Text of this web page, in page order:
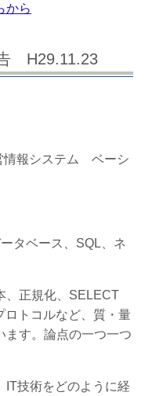
から
H29.11.23
報システム ベーシ
タベース、SQL、ネ
、正規化、SELECT
ロトコルなど、質・量
ます。論点の一つ一つ
IT技術をどのように経